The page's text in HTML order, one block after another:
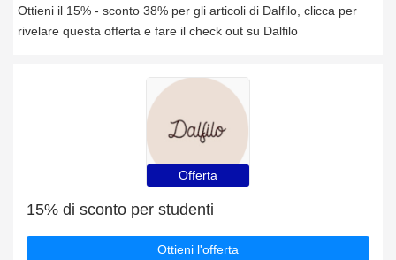
Ottieni il 15% - sconto 38% per gli articoli di Dalfilo, clicca per
rivelare questa offerta e fare il check out su Dalfilo
Offerta
15% di sconto per studenti
Ottieni l'offerta